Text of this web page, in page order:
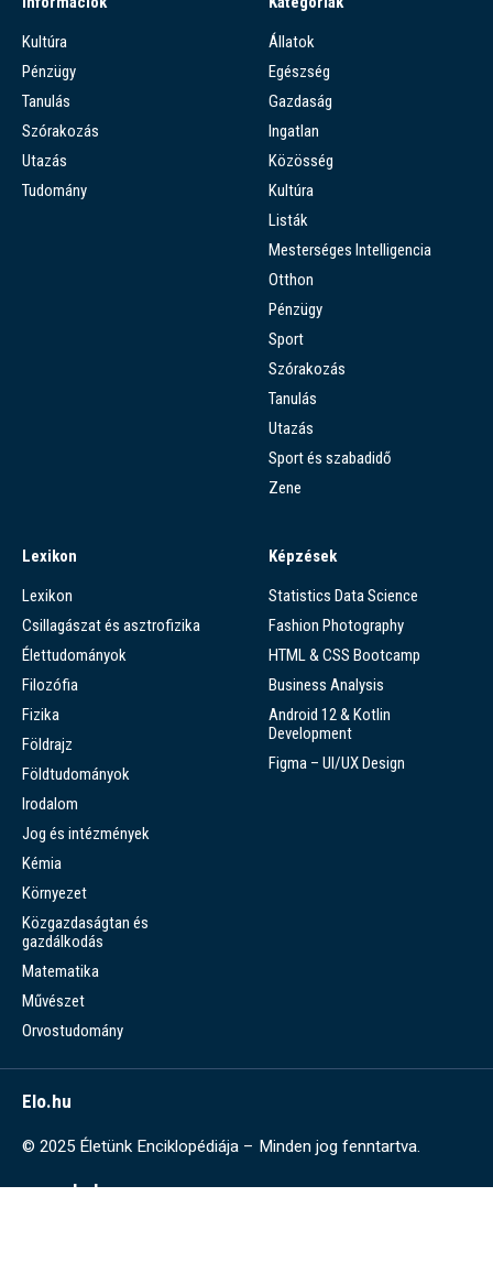
Kultúra
Pénzügy
Tanulás
Szórakozás
Utazás
Tudomány
Állatok
Egészség
Gazdaság
Ingatlan
Közösség
Kultúra
Listák
Mesterséges Intelligencia
Otthon
Pénzügy
Sport
Szórakozás
Tanulás
Utazás
Sport és szabadidő
Zene
Lexikon
Lexikon
Csillagászat és asztrofizika
Élettudományok
Filozófia
Fizika
Földrajz
Földtudományok
Irodalom
Jog és intézmények
Kémia
Környezet
Közgazdaságtan és
gazdálkodás
Matematika
Művészet
Orvostudomány
Képzések
Statistics Data Science
Fashion Photography
HTML & CSS Bootcamp
Business Analysis
Android 12 & Kotlin
Development
Figma – UI/UX Design
Elo.hu
© 2025 Életünk Enciklopédiája – Minden jog fenntartva.
www.elo.hu